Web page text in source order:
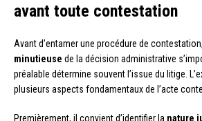
avant toute contestation
Avant d’entamer une procédure de
minutieuse de la décision administrative
préalable détermine souvent l’issue du litige.
plusieurs aspects fondamentaux de l’acte
Premièrement, il convient d’identifier la nature